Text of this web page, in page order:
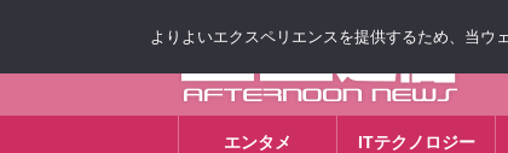
エンタメ ITテクノロジー
よりよいエクスペリエンスを提供するため、当